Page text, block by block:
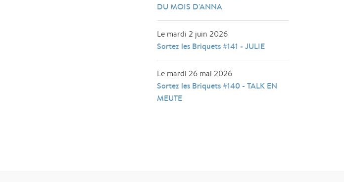
DU MOIS D'ANNA
Le mardi 2 juin 2026
Sortez les Briquets #141 - JULIE
Le mardi 26 mai 2026
Sortez les Briquets #140 - TALK EN
MEUTE